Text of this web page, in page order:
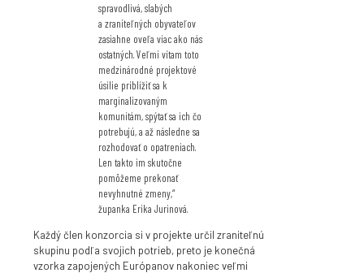
spravodlivá, slabých
a zraniteľných obyvateľov
zasiahne oveľa viac ako nás
ostatných. Veľmi vítam toto
medzinárodné projektové
úsilie priblížiť sa k
marginalizovaným
komunitám, spýtať sa ich čo
potrebujú, a až následne sa
rozhodovať o opatreniach.
Len takto im skutočne
pomôžeme prekonať
nevyhnutné zmeny,“
županka Erika Jurinová.
Každý člen konzorcia si v projekte určil zraniteľnú
skupinu podľa svojich potrieb, preto je konečná
vzorka zapojených Európanov nakoniec veľmi